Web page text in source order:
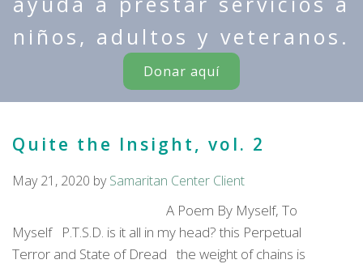
niños, adultos y veteranos.
Donar aquí
Quite the Insight, vol. 2
May 21, 2020 bySamaritan Center Client
A Poem By Myself, To
Myself P.T.S.D. is it all in my head? this Perpetual
Terror and State of Dread the weight of chains is